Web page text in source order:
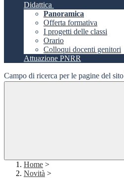
Didattica
Panoramica
Offerta formativa
I progetti delle classi
Orario
Colloqui docenti genitori
Attuazione PNRR
Campo di ricerca per le pagine del sito
Home >
Novità >